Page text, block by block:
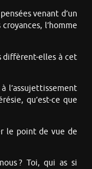
venant d’un
l’homme
diffèrent-elles à cet
l’assujettissement
qu’est-ce que
le point de vue de
? Toi, qui as si